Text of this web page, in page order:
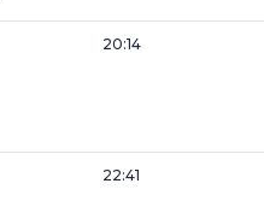
20:14
22:41